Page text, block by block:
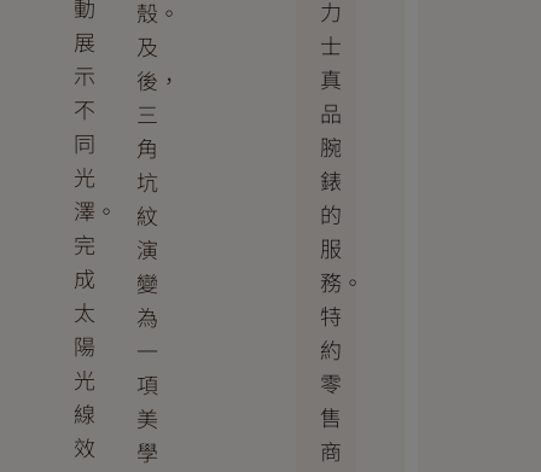
動
展
示
不
同
光
澤。
完
成
太
陽
光
線
效
殼。
及
後，
三
角
坑
紋
演
變
為
一
項
美
學
力
士
真
品
腕
錶
的
服
務。
特
約
零
售
商